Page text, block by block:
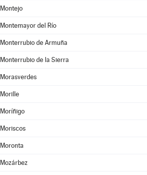
Montejo
Montemayor del Río
Monterrubio de Armuña
Monterrubio de la Sierra
Morasverdes
Morille
Moríñigo
Moriscos
Moronta
Mozárbez